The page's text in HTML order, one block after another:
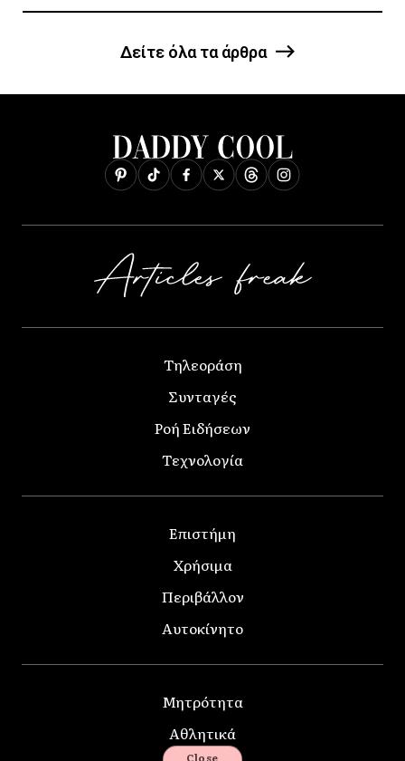
Δείτε όλα τα άρθρα
Τηλεοράση
Συνταγές
Ροή Ειδήσεων
Τεχνολογία
Επιστήμη
Χρήσιμα
Περιβάλλον
Αυτοκίνητο
Μητρότητα
Αθλητικά
Close